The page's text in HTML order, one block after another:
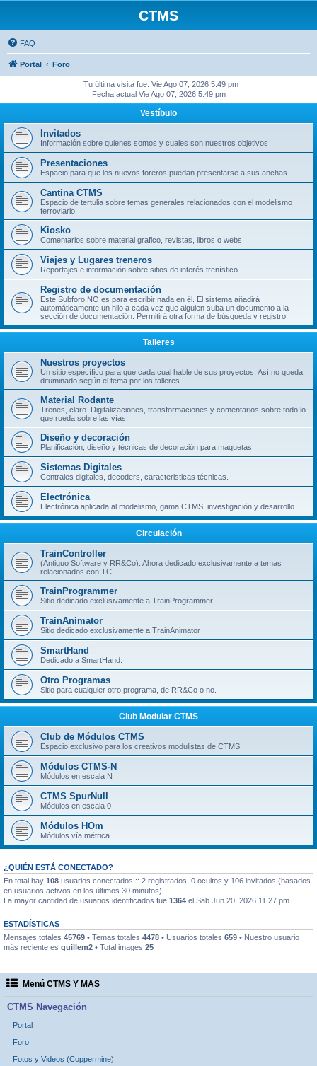
CTMS
FAQ
Portal Foro
Tu última visita fue: Vie Ago 07, 2026 5:49 pm
Fecha actual Vie Ago 07, 2026 5:49 pm
Vestíbulo
Invitados
Información sobre quienes somos y cuales son nuestros objetivos
Presentaciones
Espacio para que los nuevos foreros puedan presentarse a sus anchas
Cantina CTMS
Espacio de tertulia sobre temas generales relacionados con el modelismo
ferroviario
Kiosko
Comentarios sobre material grafico, revistas, libros o webs
Viajes y Lugares treneros
Reportajes e información sobre sitios de interés trenístico.
Registro de documentación
Este Subforo NO es para escribir nada en él. El sistema añadirá
automáticamente un hilo a cada vez que alguien suba un documento a la
sección de documentación. Permitirá otra forma de búsqueda y registro.
Talleres
Nuestros proyectos
Un sitio específico para que cada cual hable de sus proyectos. Así no queda
difuminado según el tema por los talleres.
Material Rodante
Trenes, claro. Digitalizaciones, transformaciones y comentarios sobre todo lo
que rueda sobre las vías.
Diseño y decoración
Planificación, diseño y técnicas de decoración para maquetas
Sistemas Digitales
Centrales digitales, decoders, caracteristicas técnicas.
Electrónica
Electrónica aplicada al modelismo, gama CTMS, investigación y desarrollo.
Circulación
TrainController
(Antiguo Software y RR&Co). Ahora dedicado exclusivamente a temas
relacionados con TC.
TrainProgrammer
Sitio dedicado exclusivamente a TrainProgrammer
TrainAnimator
Sitio dedicado exclusivamente a TrainAnimator
SmartHand
Dedicado a SmartHand.
Otro Programas
Sitio para cualquier otro programa, de RR&Co o no.
Club Modular CTMS
Club de Módulos CTMS
Espacio exclusivo para los creativos modulistas de CTMS
Módulos CTMS-N
Módulos en escala N
CTMS SpurNull
Módulos en escala 0
Módulos HOm
Módulos vía métrica
¿QUIÉN ESTÁ CONECTADO?
En total hay 108 usuarios conectados :: 2 registrados, 0 ocultos y 106 invitados (basados
en usuarios activos en los últimos 30 minutos)
La mayor cantidad de usuarios identificados fue 1364 el Sab Jun 20, 2026 11:27 pm
ESTADÍSTICAS
Mensajes totales 45769 • Temas totales 4478 • Usuarios totales 659 • Nuestro usuario
más reciente es guillem2 • Total images 25
Menú CTMS Y MAS
CTMS Navegación
Portal
Foro
Fotos y Videos (Coppermine)